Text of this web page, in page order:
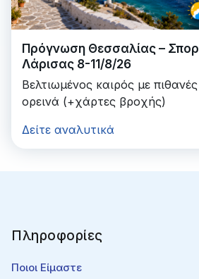
Πρόγνωση Θεσσαλίας –
Λάρισας 8-11/8/26
Βελτιωμένος καιρός με
ορεινά (+χάρτες βροχής)
Δείτε αναλυτικά
Πληροφορίες
Ποιοι Είμαστε